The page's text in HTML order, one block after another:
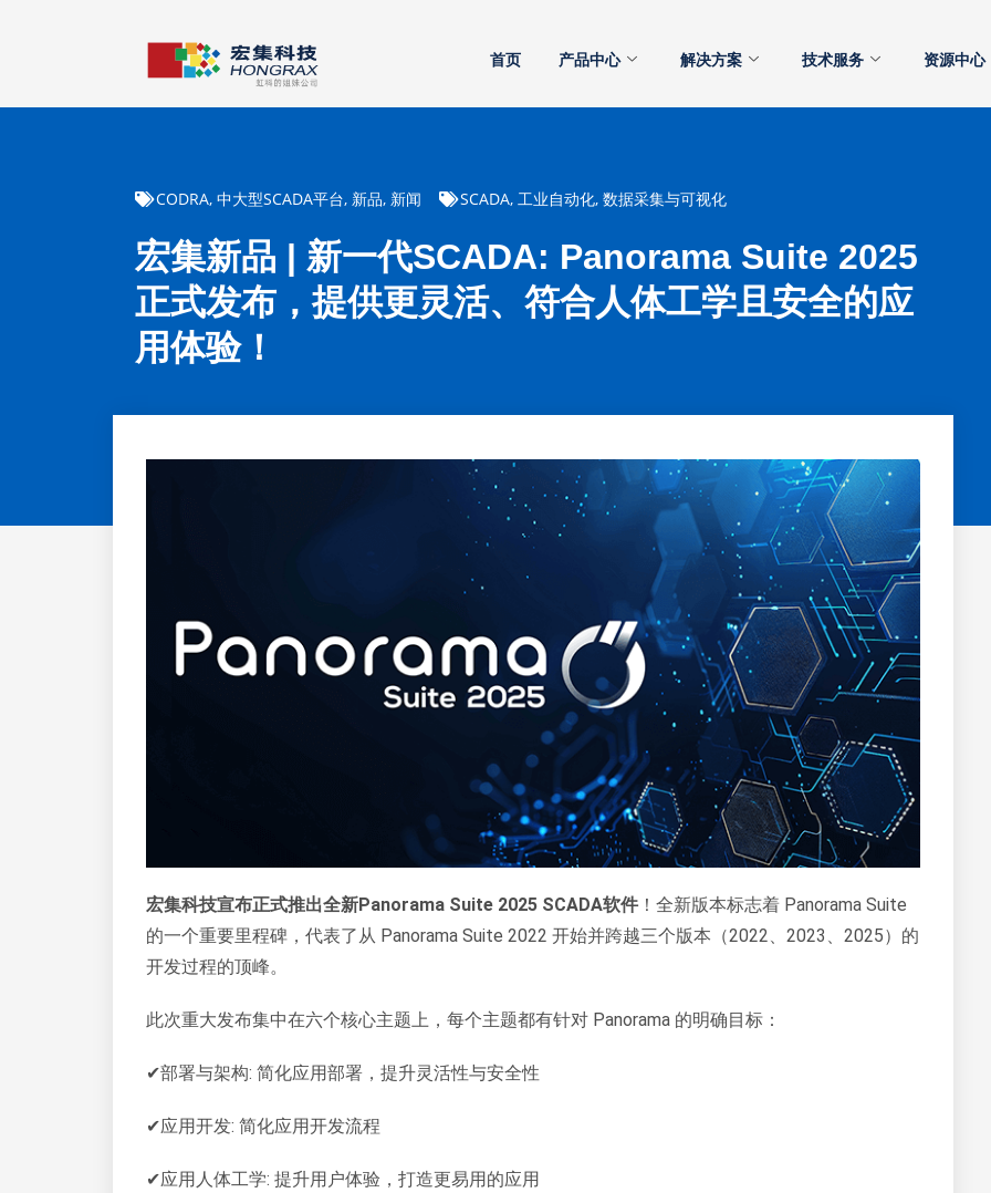
首页 产品中心 解决方案 技术服务 资源中心
CODRA, 中大型SCADA平台, 新品, 新闻 SCADA, 工业自动化, 数据采集与可视化
宏集新品 | 新一代SCADA: Panorama Suite 2025
正式发布，提供更灵活、符合人体工学且安全的应
用体验！
宏集科技宣布正式推出全新Panorama Suite 2025 SCADA软件 ！全新版本标志着 Panorama Suite
的一个重要里程碑，代表了从 Panorama Suite 2022 开始并跨越三个版本（2022、2023、2025）的
开发过程的顶峰。
此次重大发布集中在六个核心主题上，每个主题都有针对 Panorama 的明确目标：
✔部署与架构: 简化应用部署，提升灵活性与安全性
✔应用开发: 简化应用开发流程
✔应用人体工学: 提升用户体验，打造更易用的应用